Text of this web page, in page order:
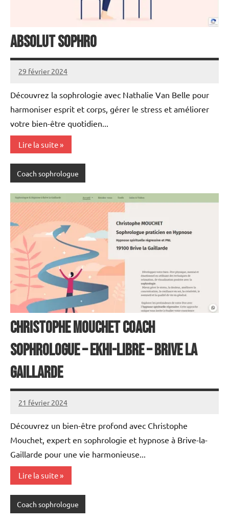
ABSOLUT SOPHRO
29 février 2024
annuairecoaching
Découvrez la sophrologie avec Nathalie Van Belle pour
harmoniser esprit et corps, gérer le stress et améliorer
votre bien-être quotidien...
Lire la suite
Coach sophrologue
Christophe MOUCHET coach
sophrologue – ekhi-libre – BRIVE la
GAILLARDE
21 février 2024
annuairecoaching
Découvrez un bien-être profond avec Christophe
Mouchet, expert en sophrologie et hypnose à Brive-la-
Gaillarde pour une vie harmonieuse...
Lire la suite
Coach sophrologue